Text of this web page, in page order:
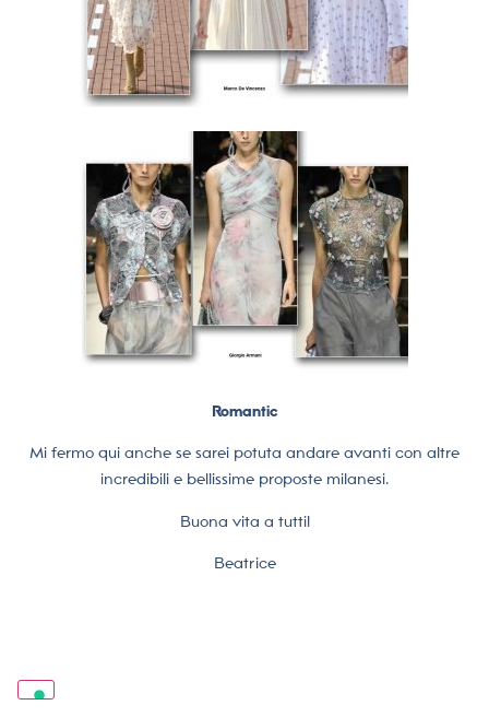
Romantic
Mi fermo qui anche se sarei potuta andare avanti con altre
incredibili e bellissime proposte milanesi.
Buona vita a tutti!
Beatrice